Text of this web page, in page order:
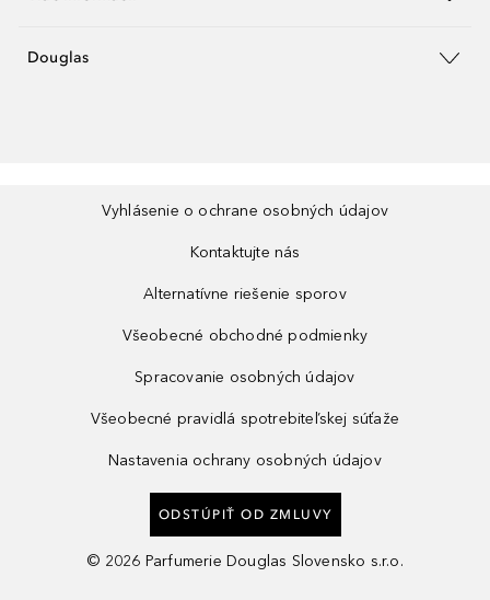
Douglas
Vyhlásenie o ochrane osobných údajov
Kontaktujte nás
Alternatívne riešenie sporov
Všeobecné obchodné podmienky
Spracovanie osobných údajov
Všeobecné pravidlá spotrebiteľskej súťaže
Nastavenia ochrany osobných údajov
ODSTÚPIŤ OD ZMLUVY
© 2026 Parfumerie Douglas Slovensko s.r.o.